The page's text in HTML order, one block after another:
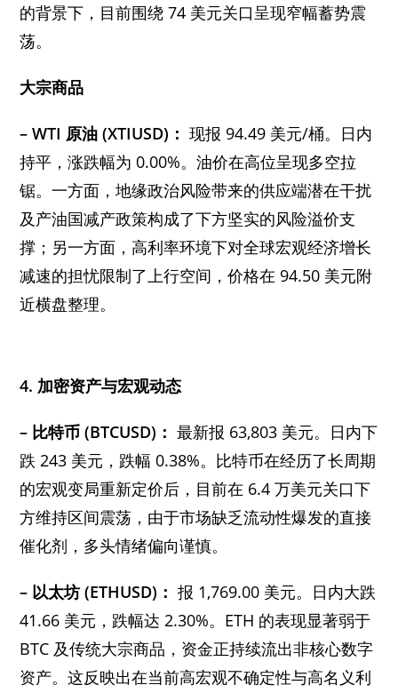
的背景下，目前围绕 74 美元关口呈现窄幅蓄势震
荡。
大宗商品
– WTI 原油 (XTIUSD)： 现报 94.49 美元/桶。日内
持平，涨跌幅为 0.00%。油价在高位呈现多空拉
锯。一方面，地缘政治风险带来的供应端潜在干扰
及产油国减产政策构成了下方坚实的风险溢价支
撑；另一方面，高利率环境下对全球宏观经济增长
减速的担忧限制了上行空间，价格在 94.50 美元附
近横盘整理。
4. 加密资产与宏观动态
– 比特币 (BTCUSD)： 最新报 63,803 美元。日内下
跌 243 美元，跌幅 0.38%。比特币在经历了长周期
的宏观变局重新定价后，目前在 6.4 万美元关口下
方维持区间震荡，由于市场缺乏流动性爆发的直接
催化剂，多头情绪偏向谨慎。
– 以太坊 (ETHUSD)：报 1,769.00 美元。日内大跌
41.66 美元，跌幅达 2.30%。ETH 的表现显著弱于
BTC 及传统大宗商品，资金正持续流出非核心数字
资产。这反映出在当前高宏观不确定性与高名义利